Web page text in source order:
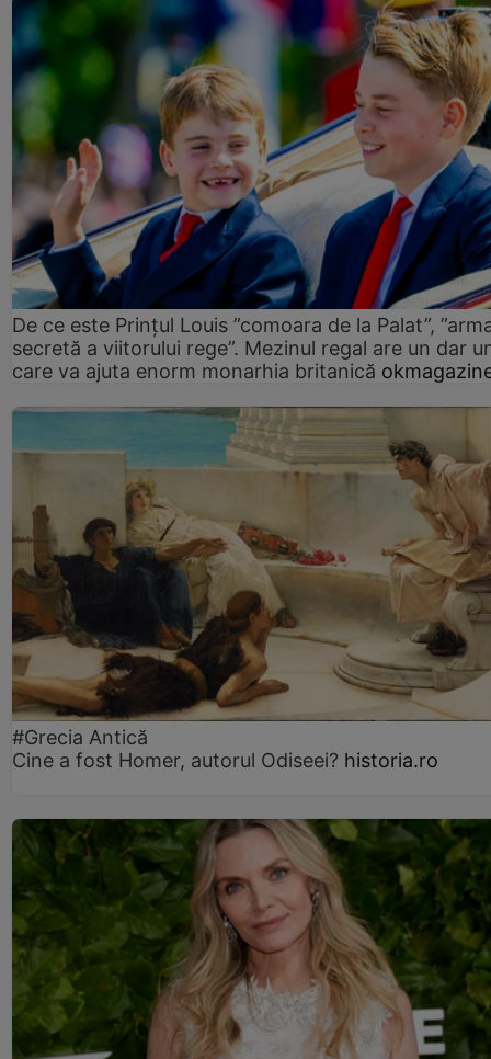
De ce este Prințul Louis ”comoara de la Palat”,
secretă a viitorului rege”. Mezinul regal are un dar
care va ajuta enorm monarhia britanică
#Grecia Antică
Cine a fost Homer, autorul Odiseei? historia.ro